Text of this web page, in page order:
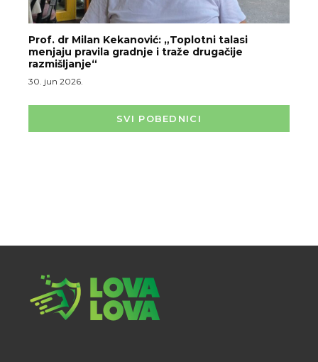
Prof. dr Milan Kekanović: „Toplotni talasi
menjaju pravila gradnje i traže drugačije
razmišljanje“
30. jun 2026.
SVI POBEDNICI